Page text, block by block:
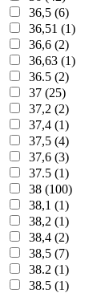
36,5 (6)
36,51 (1)
36,6 (2)
36,63 (1)
36.5 (2)
37 (25)
37,2 (2)
37,4 (1)
37,5 (4)
37,6 (3)
37.5 (1)
38 (100)
38,1 (1)
38,2 (1)
38,4 (2)
38,5 (7)
38.2 (1)
38.5 (1)